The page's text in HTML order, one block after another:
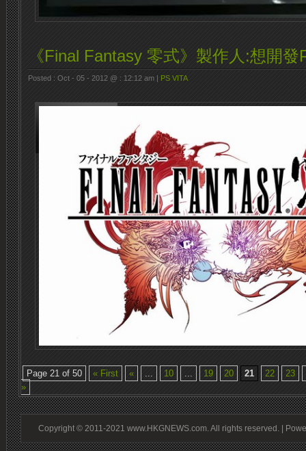
《Final Fantasy 零式》製作人:想開發
Posted : Oct - 05 - 2012 @ : 12:12 am | PS VITA
Page 21 of 50 « First « ... 10 ... 19 20 21 22
23
»
Copyright © 2011-2021 www.HKGNEWS.com. All rights reserved. |